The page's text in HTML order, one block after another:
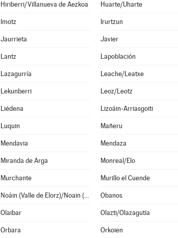
Hiriberri/Villanueva de Aezkoa Huarte/Uharte
Imotz Irurtzun
Jaurrieta Javier
Lantz Lapoblación
Lazagurría Leache/Leatxe
Lekunberri Leoz/Leotz
Liédena Lizoáin-Arriasgoiti
Luquin Mañeru
Mendavia Mendaza
Miranda de Arga Monreal/Elo
Murchante Murillo el Cuende
Noáin (Valle de Elorz)/Noain (Elortzibar) Obanos
Olaibar Olazti/Olazagutía
Orbara Orkoien